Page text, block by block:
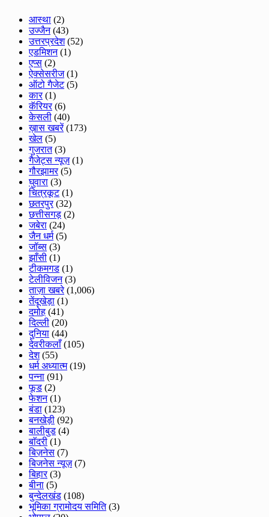
आस्था (2)
उज्जैन(43)
उत्तरप्रदेश(52)
एडमिशन(1)
एप्स (2)
ऐक्सेसरीज(1)
ऑटो गैजेट(5)
कार(1)
कॅरियर(6)
केसली (40)
ख़ास खबरें(173)
खेल (5)
गुजरात(3)
गैजेट्स न्यूज़(1)
गौरझामर(5)
घुवारा (3)
चित्रकूट(1)
छतरपुर(32)
छत्तीसगड़ (2)
जबेरा (24)
जैन धर्म(5)
जॉब्स (3)
झाँसी (1)
टीकमगड (1)
टेलीविजन(3)
ताज़ा खबरे(1,006)
तेंदूखेड़ा (1)
दमोह (41)
दिल्ली (20)
दुनिया (44)
देवरीकलाँ(105)
देश(55)
धर्म अध्यात्म(19)
पन्ना (91)
फूड (2)
फेशन(1)
बंडा (123)
बनखेड़ी (92)
बालीबुड (4)
बाॅदरी (1)
बिज़नेस (7)
बिजनेस न्यूज़(7)
बिहार(3)
बीना (5)
बुन्देलखंड (108)
भूमिका ग्रामोदय समिति(3)